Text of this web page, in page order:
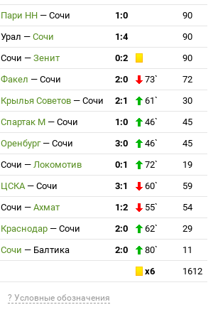
Пари НН — Сочи 1:0
90
Урал — Сочи 1:4
90
Сочи — Зенит 0:2
90
Факел — Сочи 2:0 73`
72
Крылья Советов — Сочи 2:1 61`
30
Спартак М — Сочи 1:0 46`
45
Оренбург — Сочи 3:0 46`
45
Сочи — Локомотив 0:1 72`
19
ЦСКА — Сочи 3:1 60`
59
Сочи — Ахмат 1:2 55`
54
Краснодар — Сочи 2:0 62`
29
Сочи — Балтика 2:0 80`
11
x6 1612
? Условные обозначения